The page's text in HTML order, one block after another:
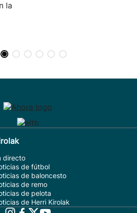
la
directo
de fútbol
de baloncesto
de remo
de pelota
de Herri Kirolak